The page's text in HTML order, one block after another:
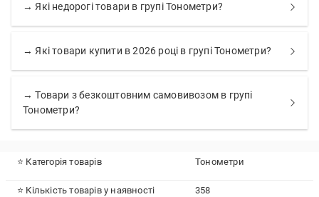
→ Які недорогі товари в групі Тонометри?
→ Які товари купити в 2026 році в групі Тонометри?
→ Товари з безкоштовним самовивозом в групі
Тонометри?
⭐ Категорія товарів Тонометри
⭐ Кількість товарів у наявності 358